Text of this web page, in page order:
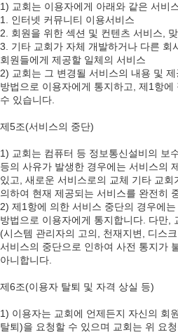
1) 교회는 이용자에게 아래와 같은 서비
1. 인터넷 커뮤니티 이용서비스
2. 회원을 위한 섹션 및 컨텐츠 서비스,
3. 기타 교회가 자체 개발하거나 다른 회
회원들에게 제공할 일체의 서비스
2) 교회는 그 변경될 서비스의 내용 및
방법으로 이용자에게 통지하고, 제1항
수 있습니다.
제5조(서비스의 중단)
1) 교회는 컴퓨터 등 정보통신설비의 보
등의 사유가 발생한 경우에는 서비스의
있고, 새로운 서비스로의 교체 기타 교
의하여 현재 제공되는 서비스를 완전히
2) 제1항에 의한 서비스 중단의 경우에
방법으로 이용자에게 통지합니다. 다만,
(시스템 관리자의 고의, 천재지변, 디스
서비스의 중단으로 인하여 사전 통지가
아니합니다.
제6조(이용자 탈퇴 및 자격 상실 등)
1) 이용자는 교회에 언제든지 자신의 회
탈퇴)을 요청할 수 있으며 교회는 위 요